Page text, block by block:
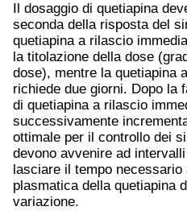
Il dosaggio di quetiapina
seconda della risposta del
quetiapina a rilascio
la titolazione della dose
dose), mentre la quetiapina
richiede due giorni. Dopo la
di quetiapina a rilascio
successivamente
ottimale per il controllo dei
devono avvenire ad
lasciare il tempo
plasmatica della quetiapina
variazione.